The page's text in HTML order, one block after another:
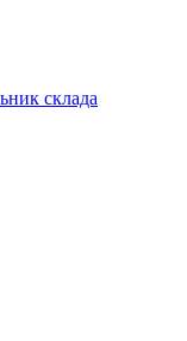
склада